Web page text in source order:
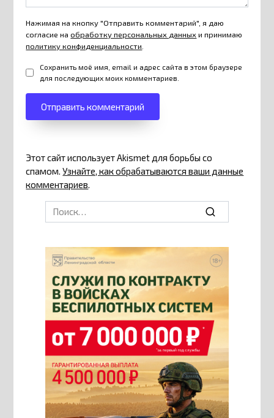
Нажимая на кнопку "Отправить комментарий", я даю
согласие наобработку персональных данныхи принимаю
политику конфиденциальности.
Сохранить моё имя, email и адрес сайта в этом браузере
для последующих моих комментариев.
Этот сайт использует Akismet для борьбы со
спамом.Узнайте, как обрабатываются ваши данные
комментариев.
Search
for: